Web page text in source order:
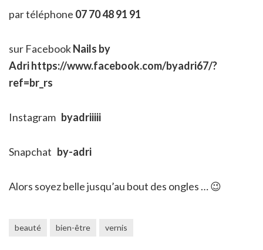
par téléphone 07 70 48 91 91
sur FacebookNails by
Adri https://www.facebook.com/byadri67/?
ref=br_rs
Instagram byadriiiii
Snapchat by-adri
Alors soyez belle jusqu’au bout des ongles … 😉
beauté bien-être vernis